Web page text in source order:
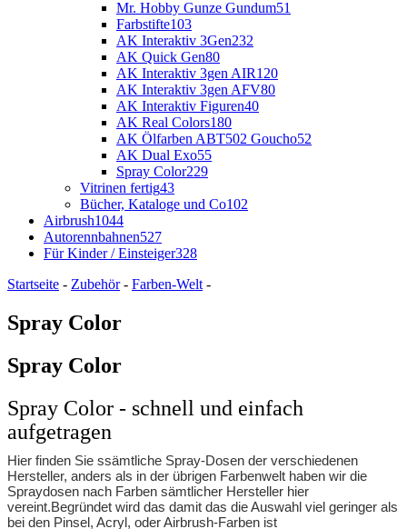
Mr. Hobby Gunze Gundum51
Farbstifte103
AK Interaktiv 3Gen232
AK Quick Gen80
AK Interaktiv 3gen AIR120
AK Interaktiv 3gen AFV80
AK Interaktiv Figuren40
AK Real Colors180
AK Ölfarben ABT502 Goucho52
AK Dual Exo55
Spray Color229
Vitrinen fertig43
Bücher, Kataloge und Co102
Airbrush1044
Autorennbahnen527
Für Kinder / Einsteiger328
Startseite - Zubehör- Farben-Welt -
Spray Color
Spray Color
Spray Color - schnell und einfach
aufgetragen
Hier finden Sie ssämtliche Spray-Dosen der verschiedenen
Hersteller, anders als in der übrigen Farbenwelt haben wir die
Spraydosen nach Farben sämtlicher Hersteller hier
vereint.Begründet wird das damit das die Auswahl viel geringer als
bei den Pinsel, Acryl, oder Airbrush-Farben ist